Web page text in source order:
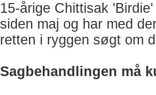
15-årige Chittisak
siden maj og har med
retten i ryggen søgt om
Sagbehandlingen må